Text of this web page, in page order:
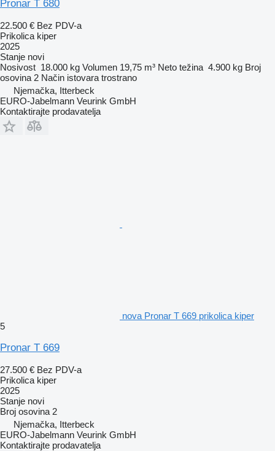
Pronar T 680
22.500 € Bez PDV-a
Prikolica kiper
2025
Stanje novi
Nosivost 18.000 kg Volumen 19,75 m³ Neto težina 4.900 kg Broj
osovina 2 Način istovara trostrano
Njemačka, Itterbeck
EURO-Jabelmann Veurink GmbH
Kontaktirajte prodavatelja
nova Pronar T 669 prikolica kiper
5
Pronar T 669
27.500 € Bez PDV-a
Prikolica kiper
2025
Stanje novi
Broj osovina 2
Njemačka, Itterbeck
EURO-Jabelmann Veurink GmbH
Kontaktirajte prodavatelja